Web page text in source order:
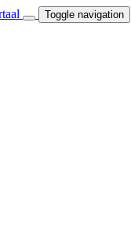
Toggle navigation